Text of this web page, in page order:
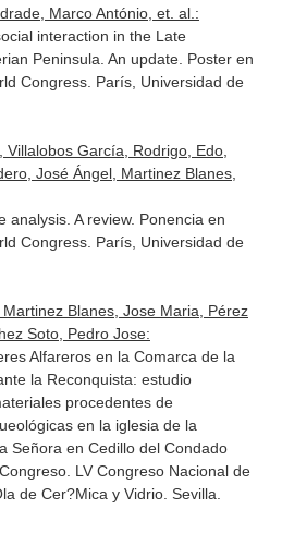
Marco António, et. al.:
interaction in the Late
Peninsula. An update. Poster en
Congress. París, Universidad de
Villalobos García, Rodrigo, Edo,
José Ángel, Martinez Blanes,
analysis. A review. Ponencia en
Congress. París, Universidad de
Blanes, Jose Maria, Pérez
Soto, Pedro Jose:
Alfareros en la Comarca de la
la Reconquista: estudio
procedentes de
en la iglesia de la
Señora en Cedillo del Condado
LV Congreso Nacional de
de Cer?Mica y Vidrio. Sevilla.